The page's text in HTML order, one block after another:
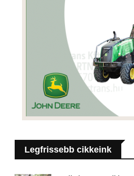
Legfrissebb cikkeink